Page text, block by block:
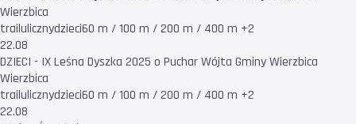
Wierzbica
trailulicznydzieci60 m / 100 m / 200 m / 400 m +2
22.08
DZIECI - IX Leśna Dyszka 2025 o Puchar Wójta Gminy Wierzbica
Wierzbica
trailulicznydzieci60 m / 100 m / 200 m / 400 m +2
22.08